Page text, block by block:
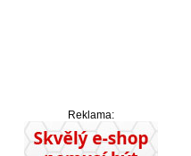
Reklama: